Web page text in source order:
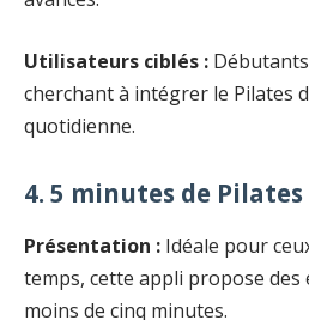
Utilisateurs ciblés :
cherchant à intégrer le Pilates
quotidienne.
4. 5 minutes de Pilates
Présentation : Idéale pour
temps, cette appli propose des
moins de cinq minutes.